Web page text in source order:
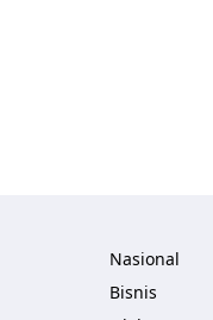
Nasional
Bisnis